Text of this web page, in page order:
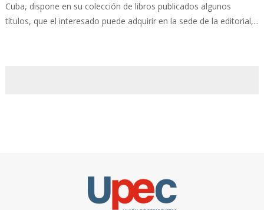
Cuba, dispone en su colección de libros publicados algunos
títulos, que el interesado puede adquirir en la sede de la editorial,...